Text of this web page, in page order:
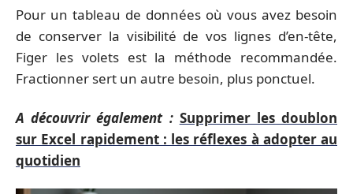
Pour un tableau de données où vous avez besoin
de conserver la visibilité de vos lignes d’en-tête,
Figer les volets est la méthode recommandée.
Fractionner sert un autre besoin, plus ponctuel.
A découvrir également : Supprimer les doublon
sur Excel rapidement : les réflexes à adopter au
quotidien